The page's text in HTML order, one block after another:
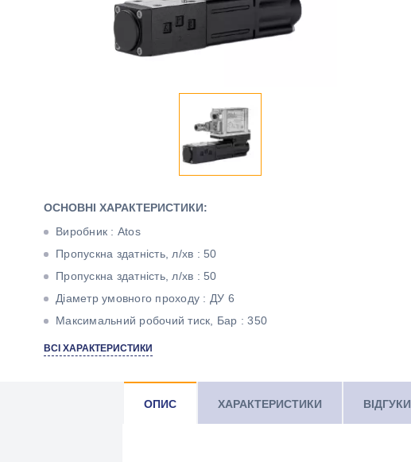
ОСНОВНІ ХАРАКТЕРИСТИКИ:
Виробник : Atos
Пропускна здатність, л/хв : 50
Пропускна здатність, л/хв : 50
Діаметр умовного проходу : ДУ 6
Максимальний робочий тиск, Бар : 350
Тип корпуса : Плитного монтажу
ВСІ ХАРАКТЕРИСТИКИ
ОПИС ХАРАКТЕРИСТИКИ ВІДГУКИ